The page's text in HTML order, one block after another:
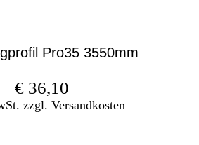
Pro35 3550mm
€36,10
zzgl. Versandkosten